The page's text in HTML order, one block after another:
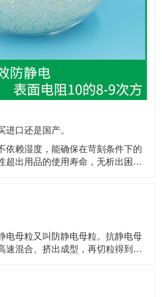
口还是国产。
依赖湿度，能确保在苛刻条件下的
超出用品的使用寿命，无析出困
构，抗静电剂​极佳的极性配伍。
电母粒又叫防静电母粒。抗静电母
速混合、挤出成型，再切粒得到
静电包装材料要求表面电阻为